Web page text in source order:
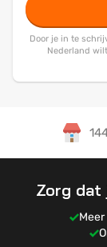
Door je in te
Nederland
Zorg